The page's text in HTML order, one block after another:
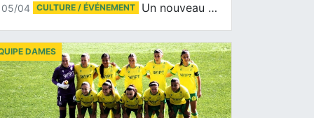
05/04 CULTURE / ÉVÉNEMENT Un nouveau tirage pour le Docu-BD
DAMES